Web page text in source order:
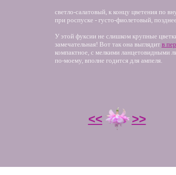
светло-салатовый, к концу цветения по
при роспуске - густо-фиолетовый,
У этой фуксии не слишком крупные
замечательная! Вот так она выглядит в
компактное, с мелкими ланцетовидными
по-моему, вполне годится для ампеля.
<< >>